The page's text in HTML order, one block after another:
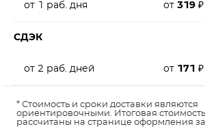
от 1 раб. дня от 319 ₽
СДЭК
от 2 раб. дней от 171 ₽
* Стоимость и сроки доставки являются
ориентировочными. Итоговая
рассчитаны на странице оформления